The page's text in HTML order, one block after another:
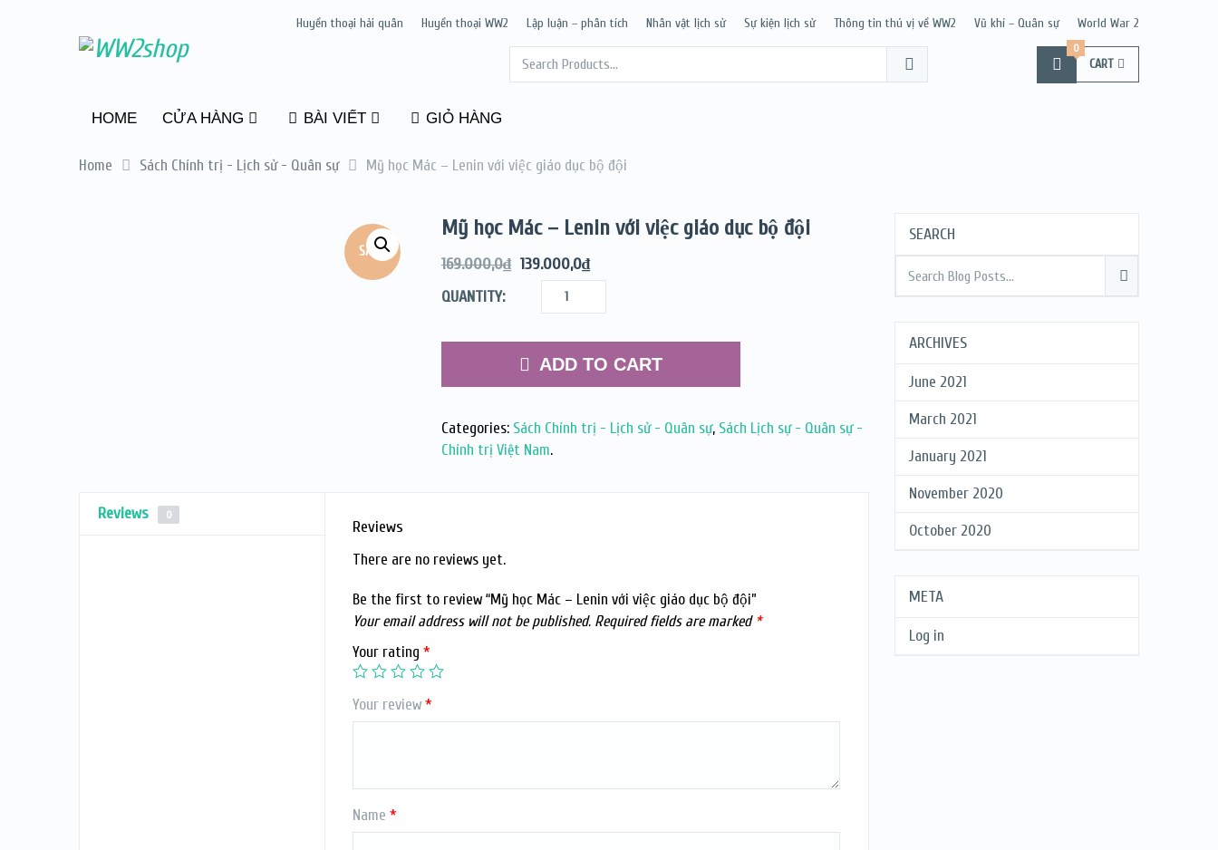
Huyền thoại hải quân Huyền thoại WW2 Lập luận – phân tích Nhân vật lịch sử Sự kiện lịch sử Thông tin thú vị về WW2 Vũ khí – Quân sự World War 2
CART
0
HOME CỬA HÀNG BÀI VIẾT GIỎ HÀNG
Home Sách Chính trị - Lịch sử - Quân sự Mỹ học Mác – Lenin với việc giáo dục bộ đội
SALE!
Mỹ học Mác – Lenin với việc giáo dục bộ đội
169.000,0₫ 139.000,0₫
QUANTITY:
ADD TO CART
Categories: Sách Chính trị - Lịch sử - Quân sự, Sách Lịch sự - Quân sự -
Chính trị Việt Nam.
Reviews 0
Reviews
There are no reviews yet.
Be the first to review “Mỹ học Mác – Lenin với việc giáo dục bộ đội”
Your email address will not be published. Required fields are marked *
Your rating*
Your review*
Name*
SEARCH
ARCHIVES
June 2021
March 2021
January 2021
November 2020
October 2020
META
Log in